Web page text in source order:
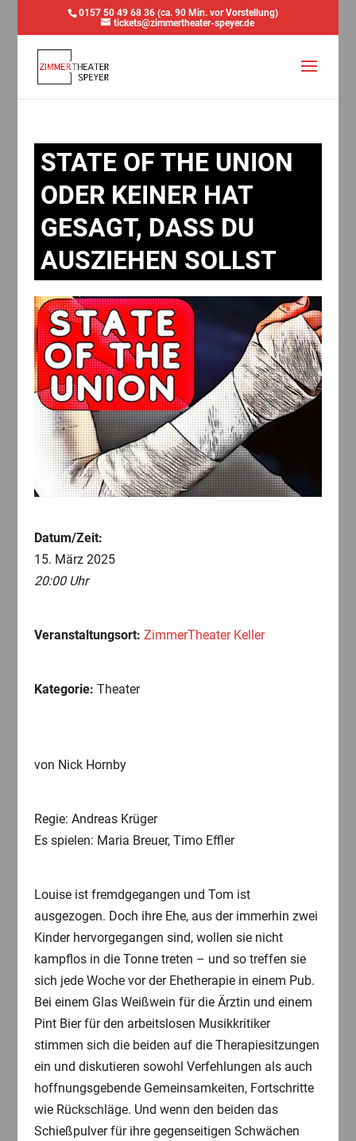
0157 50 49 68 36 (ca. 90 Min. vor Vorstellung)
tickets@zimmertheater-speyer.de
STATE OF THE UNION
ODER KEINER HAT
GESAGT, DASS DU
AUSZIEHEN SOLLST
Datum/Zeit:
15. März 2025
20:00 Uhr
Veranstaltungsort: ZimmerTheater Keller
Kategorie: Theater
von Nick Hornby
Regie: Andreas Krüger
Es spielen: Maria Breuer, Timo Effler
Louise ist fremdgegangen und Tom ist
ausgezogen. Doch ihre Ehe, aus der immerhin zwei
Kinder hervorgegangen sind, wollen sie nicht
kampflos in die Tonne treten – und so treffen sie
sich jede Woche vor der Ehetherapie in einem Pub.
Bei einem Glas Weißwein für die Ärztin und einem
Pint Bier für den arbeitslosen Musikkritiker
stimmen sich die beiden auf die Therapiesitzungen
ein und diskutieren sowohl Verfehlungen als auch
hoffnungsgebende Gemeinsamkeiten, Fortschritte
wie Rückschläge. Und wenn den beiden das
Schießpulver für ihre gegenseitigen Schwächen